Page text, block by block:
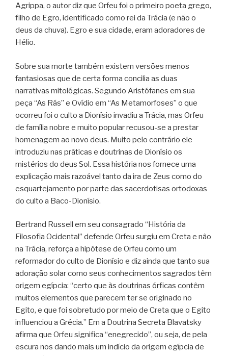
Agrippa, o autor diz que Orfeu foi o primeiro poeta grego,
filho de Egro, identificado como rei da Trácia (e não o
deus da chuva). Egro e sua cidade, eram adoradores de
Hélio.
Sobre sua morte também existem versões menos
fantasiosas que de certa forma concilia as duas
narrativas mitológicas. Segundo Aristófanes em sua
peça “As Rãs” e Ovídio em “As Metamorfoses” o que
ocorreu foi o culto a Dionísio invadiu a Trácia, mas Orfeu
de família nobre e muito popular recusou-se a prestar
homenagem ao novo deus. Muito pelo contrário ele
introduziu nas práticas e doutrinas de Dionísio os
mistérios do deus Sol. Essa história nos fornece uma
explicação mais razoável tanto da ira de Zeus como do
esquartejamento por parte das sacerdotisas ortodoxas
do culto a Baco-Dionísio.
Bertrand Russell em seu consagrado “História da
Filosofia Ocidental” defende Orfeu surgiu em Creta e nâo
na Trácia, reforça a hipótese de Orfeu como um
reformador do culto de Dionísio e diz ainda que tanto sua
adoração solar como seus conhecimentos sagrados têm
origem egípcia: “certo que às doutrinas órficas contêm
muitos elementos que parecem ter se originado no
Egito, e que foi sobretudo por meio de Creta que o Egito
influenciou a Grécia.” Em a Doutrina Secreta Blavatsky
afirma que Orfeu significa “enegrecido”, ou seja, de pela
escura nos dando mais um indício da origem egípcia de